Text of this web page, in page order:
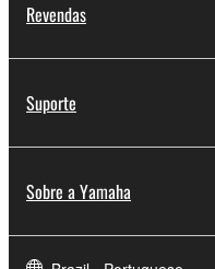
Revendas
Suporte
Sobre a Yamaha